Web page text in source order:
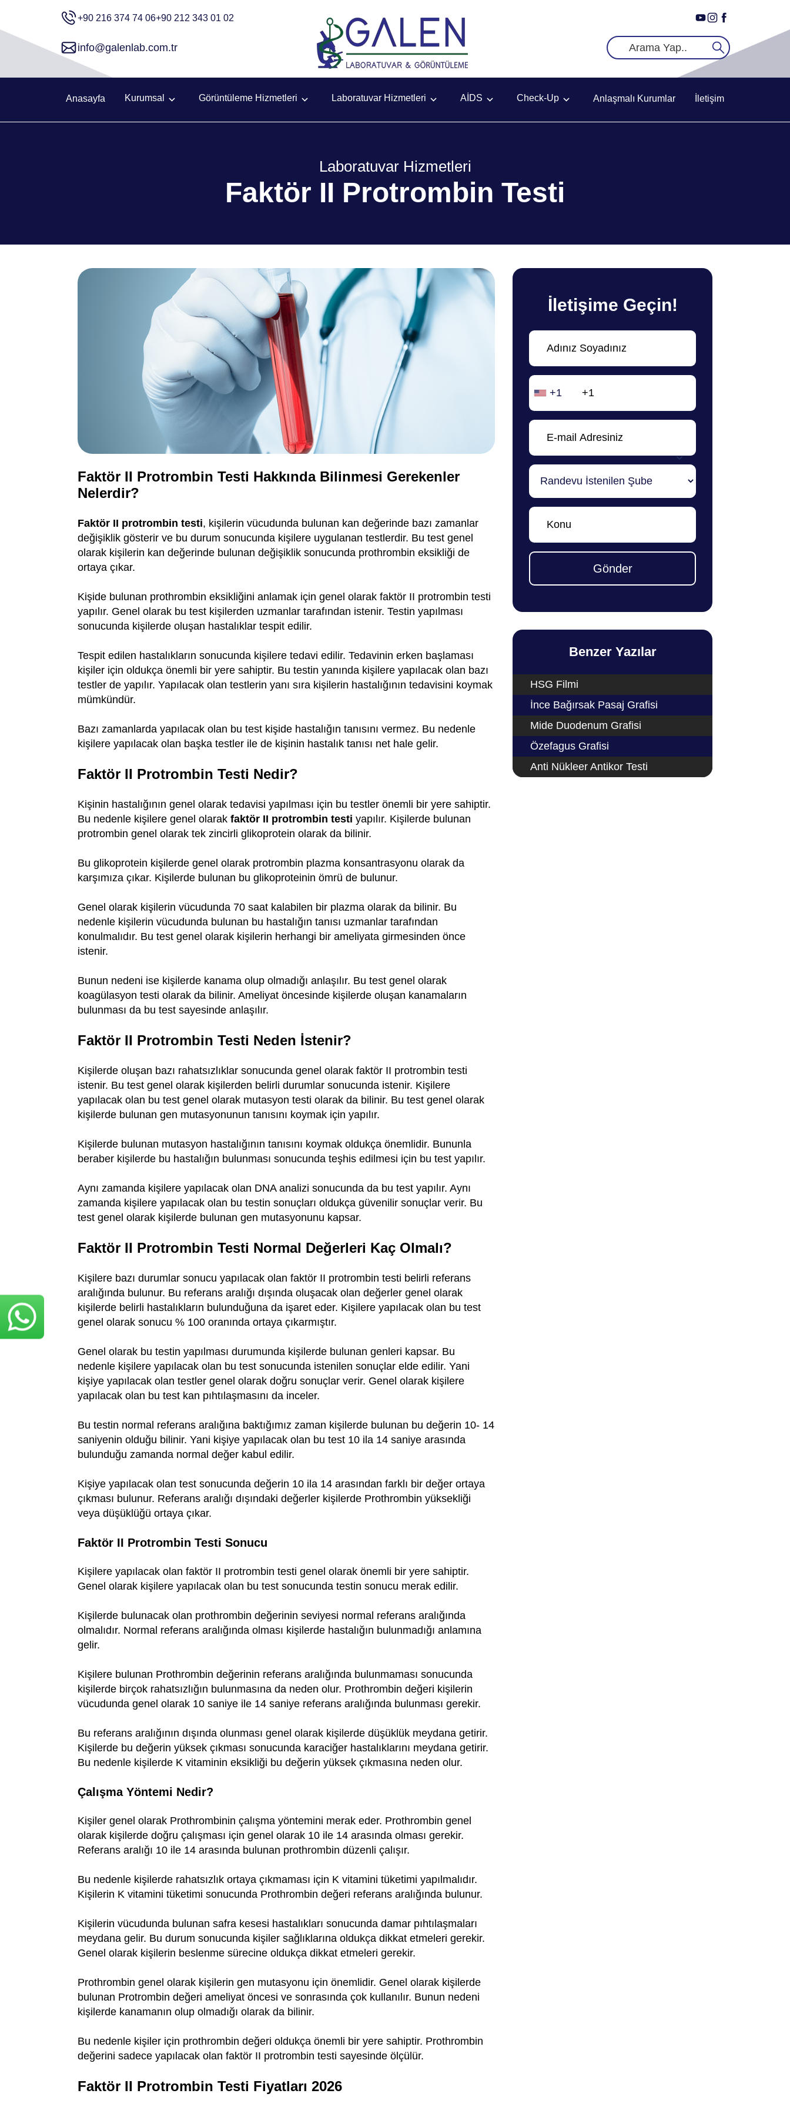
+90 216 374 74 06+90 212 343 01 02
info@galenlab.com.tr
Anasayfa Kurumsal Görüntüleme Hizmetleri Laboratuvar Hizmetleri AİDS Check-Up Anlaşmalı Kurumlar İletişim
Laboratuvar Hizmetleri
Faktör II Protrombin Testi
Faktör II Protrombin Testi Hakkında Bilinmesi Gerekenler
Nelerdir?
Faktör II protrombin testi, kişilerin vücudunda bulunan kan değerinde bazı zamanlar
değişiklik gösterir ve bu durum sonucunda kişilere uygulanan testlerdir. Bu test genel
olarak kişilerin kan değerinde bulunan değişiklik sonucunda prothrombin eksikliği de
ortaya çıkar.
Kişide bulunan prothrombin eksikliğini anlamak için genel olarak faktör II protrombin testi
yapılır. Genel olarak bu test kişilerden uzmanlar tarafından istenir. Testin yapılması
sonucunda kişilerde oluşan hastalıklar tespit edilir.
Tespit edilen hastalıkların sonucunda kişilere tedavi edilir. Tedavinin erken başlaması
kişiler için oldukça önemli bir yere sahiptir. Bu testin yanında kişilere yapılacak olan bazı
testler de yapılır. Yapılacak olan testlerin yanı sıra kişilerin hastalığının tedavisini koymak
mümkündür.
Bazı zamanlarda yapılacak olan bu test kişide hastalığın tanısını vermez. Bu nedenle
kişilere yapılacak olan başka testler ile de kişinin hastalık tanısı net hale gelir.
Faktör II Protrombin Testi Nedir?
Kişinin hastalığının genel olarak tedavisi yapılması için bu testler önemli bir yere sahiptir.
Bu nedenle kişilere genel olarak faktör II protrombin testi yapılır. Kişilerde bulunan
protrombin genel olarak tek zincirli glikoprotein olarak da bilinir.
Bu glikoprotein kişilerde genel olarak protrombin plazma konsantrasyonu olarak da
karşımıza çıkar. Kişilerde bulunan bu glikoproteinin ömrü de bulunur.
Genel olarak kişilerin vücudunda 70 saat kalabilen bir plazma olarak da bilinir. Bu
nedenle kişilerin vücudunda bulunan bu hastalığın tanısı uzmanlar tarafından
konulmalıdır. Bu test genel olarak kişilerin herhangi bir ameliyata girmesinden önce
istenir.
Bunun nedeni ise kişilerde kanama olup olmadığı anlaşılır. Bu test genel olarak
koagülasyon testi olarak da bilinir. Ameliyat öncesinde kişilerde oluşan kanamaların
bulunması da bu test sayesinde anlaşılır.
Faktör II Protrombin Testi Neden İstenir?
Kişilerde oluşan bazı rahatsızlıklar sonucunda genel olarak faktör II protrombin testi
istenir. Bu test genel olarak kişilerden belirli durumlar sonucunda istenir. Kişilere
yapılacak olan bu test genel olarak mutasyon testi olarak da bilinir. Bu test genel olarak
kişilerde bulunan gen mutasyonunun tanısını koymak için yapılır.
Kişilerde bulunan mutasyon hastalığının tanısını koymak oldukça önemlidir. Bununla
beraber kişilerde bu hastalığın bulunması sonucunda teşhis edilmesi için bu test yapılır.
Aynı zamanda kişilere yapılacak olan DNA analizi sonucunda da bu test yapılır. Aynı
zamanda kişilere yapılacak olan bu testin sonuçları oldukça güvenilir sonuçlar verir. Bu
test genel olarak kişilerde bulunan gen mutasyonunu kapsar.
Faktör II Protrombin Testi Normal Değerleri Kaç Olmalı?
Kişilere bazı durumlar sonucu yapılacak olan faktör II protrombin testi belirli referans
aralığında bulunur. Bu referans aralığı dışında oluşacak olan değerler genel olarak
kişilerde belirli hastalıkların bulunduğuna da işaret eder. Kişilere yapılacak olan bu test
genel olarak sonucu % 100 oranında ortaya çıkarmıştır.
Genel olarak bu testin yapılması durumunda kişilerde bulunan genleri kapsar. Bu
nedenle kişilere yapılacak olan bu test sonucunda istenilen sonuçlar elde edilir. Yani
kişiye yapılacak olan testler genel olarak doğru sonuçlar verir. Genel olarak kişilere
yapılacak olan bu test kan pıhtılaşmasını da inceler.
Bu testin normal referans aralığına baktığımız zaman kişilerde bulunan bu değerin 10- 14
saniyenin olduğu bilinir. Yani kişiye yapılacak olan bu test 10 ila 14 saniye arasında
bulunduğu zamanda normal değer kabul edilir.
Kişiye yapılacak olan test sonucunda değerin 10 ila 14 arasından farklı bir değer ortaya
çıkması bulunur. Referans aralığı dışındaki değerler kişilerde Prothrombin yüksekliği
veya düşüklüğü ortaya çıkar.
Faktör II Protrombin Testi Sonucu
Kişilere yapılacak olan faktör II protrombin testi genel olarak önemli bir yere sahiptir.
Genel olarak kişilere yapılacak olan bu test sonucunda testin sonucu merak edilir.
Kişilerde bulunacak olan prothrombin değerinin seviyesi normal referans aralığında
olmalıdır. Normal referans aralığında olması kişilerde hastalığın bulunmadığı anlamına
gelir.
Kişilere bulunan Prothrombin değerinin referans aralığında bulunmaması sonucunda
kişilerde birçok rahatsızlığın bulunmasına da neden olur. Prothrombin değeri kişilerin
vücudunda genel olarak 10 saniye ile 14 saniye referans aralığında bulunması gerekir.
Bu referans aralığının dışında olunması genel olarak kişilerde düşüklük meydana getirir.
Kişilerde bu değerin yüksek çıkması sonucunda karaciğer hastalıklarını meydana getirir.
Bu nedenle kişilerde K vitaminin eksikliği bu değerin yüksek çıkmasına neden olur.
Çalışma Yöntemi Nedir?
Kişiler genel olarak Prothrombinin çalışma yöntemini merak eder. Prothrombin genel
olarak kişilerde doğru çalışması için genel olarak 10 ile 14 arasında olması gerekir.
Referans aralığı 10 ile 14 arasında bulunan prothrombin düzenli çalışır.
Bu nedenle kişilerde rahatsızlık ortaya çıkmaması için K vitamini tüketimi yapılmalıdır.
Kişilerin K vitamini tüketimi sonucunda Prothrombin değeri referans aralığında bulunur.
Kişilerin vücudunda bulunan safra kesesi hastalıkları sonucunda damar pıhtılaşmaları
meydana gelir. Bu durum sonucunda kişiler sağlıklarına oldukça dikkat etmeleri gerekir.
Genel olarak kişilerin beslenme sürecine oldukça dikkat etmeleri gerekir.
Prothrombin genel olarak kişilerin gen mutasyonu için önemlidir. Genel olarak kişilerde
bulunan Protrombin değeri ameliyat öncesi ve sonrasında çok kullanılır. Bunun nedeni
kişilerde kanamanın olup olmadığı olarak da bilinir.
Bu nedenle kişiler için prothrombin değeri oldukça önemli bir yere sahiptir. Prothrombin
değerini sadece yapılacak olan faktör II protrombin testi sayesinde ölçülür.
Faktör II Protrombin Testi Fiyatları 2026
İletişime Geçin!
+1
Gönder
Benzer Yazılar
HSG Filmi
İnce Bağırsak Pasaj Grafisi
Mide Duodenum Grafisi
Özefagus Grafisi
Anti Nükleer Antikor Testi